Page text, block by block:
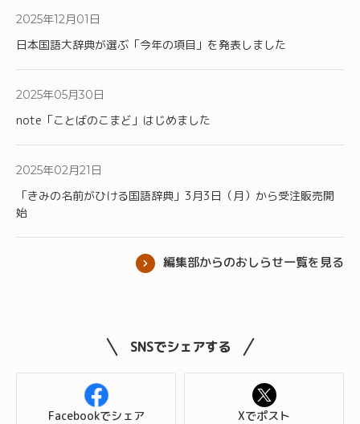
2025年12月01 日
日本国語大辞典が選ぶ「今年の項目」を発表しました
2025年05月30日
note「ことばのこまど」はじめました
2025年02月21 日
「きみの名前がひける国語辞典」3月3日（月）から受注販売開
始
編集部からのおしらせ一覧を見る
SNSでシェアする
Facebookでシェア Xでポスト